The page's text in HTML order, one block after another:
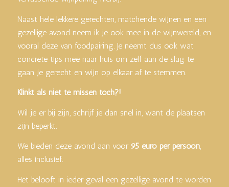
Naast hele lekkere gerechten, matchende wijnen en een
gezellige avond neem ik je ook mee in de wijnwereld, en
vooral deze van foodpairing. Je neemt dus ook wat
concrete tips mee naar huis om zelf aan de slag te
gaan je gerecht en wijn op elkaar af te stemmen.
Klinkt als niet te missen toch?!
Wil je er bij zijn, schrijf je dan snel in, want de plaatsen
zijn beperkt.
We bieden deze avond aan voor 95 euro per persoon,
alles inclusief.
Het belooft in ieder geval een gezellige avond te worden